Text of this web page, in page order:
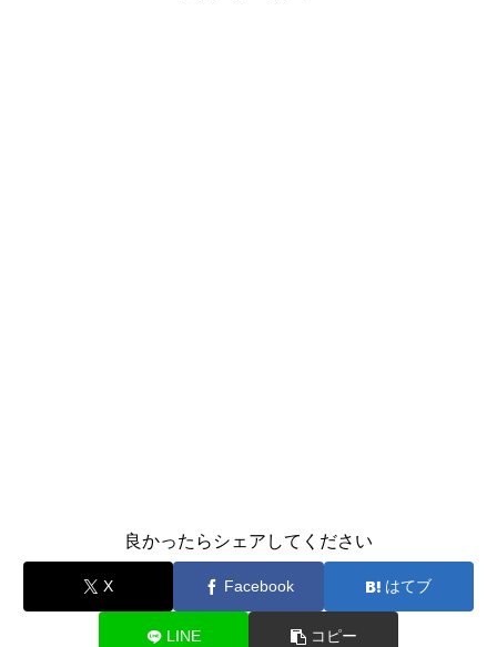
良かったらシェアしてください
X Facebook はてブ
LINE コピー